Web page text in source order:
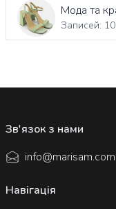
Мода та
Записей:
Навігація
Зв'язок з нами